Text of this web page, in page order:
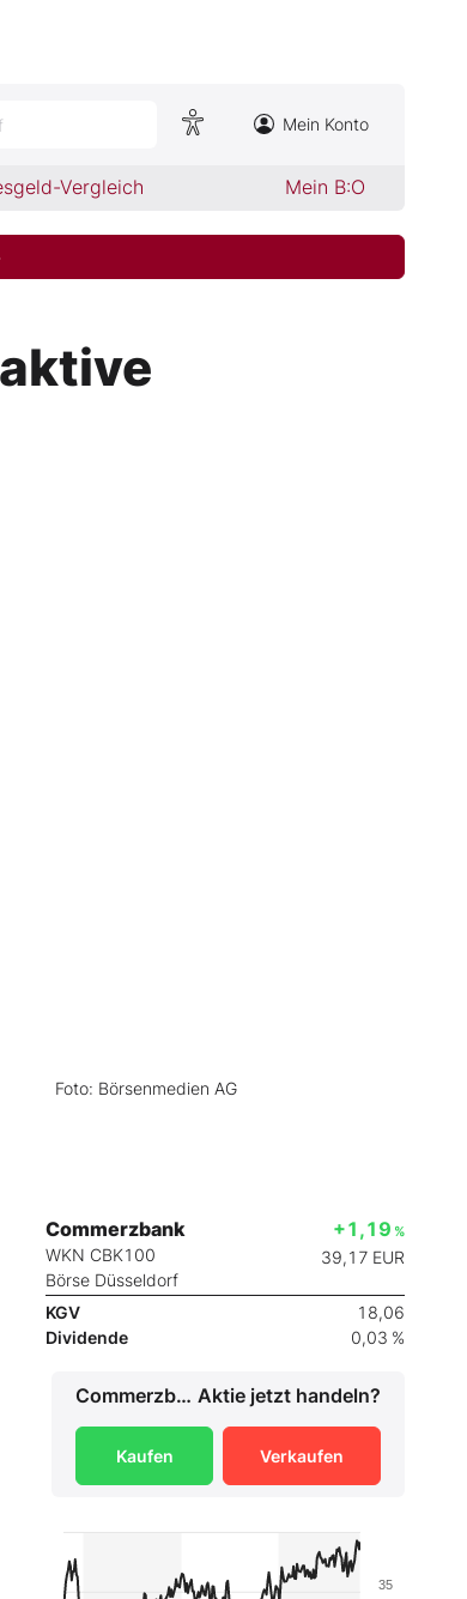
Mein Konto
Vergleich Mein B:O
Foto: Börsenmedien AG
Commerzbank
WKN CBK100
Börse Düsseldorf
+1,19 %
39,17 EUR
KGV
18,06
Dividende
0,03 %
Commerzbank Aktie jetzt handeln?
Kaufen Verkaufen
35